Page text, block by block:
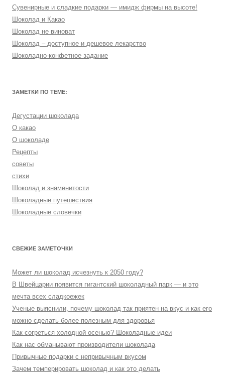
Сувенирные и сладкие подарки — имидж фирмы на высоте!
Шоколад и Какао
Шоколад не виноват
Шоколад – доступное и дешевое лекарство
Шоколадно-конфетное задание
ЗАМЕТКИ ПО ТЕМЕ:
Дегустации шоколада
О какао
О шоколаде
Рецепты
советы
стихи
Шоколад и знаменитости
Шоколадные путешествия
Шоколадные словечки
СВЕЖИЕ ЗАМЕТОЧКИ
Может ли шоколад исчезнуть к 2050 году?
В Швейцарии появится гигантский шоколадный парк — и это
мечта всех сладкоежек
Ученые выяснили, почему шоколад так приятен на вкус и как его
можно сделать более полезным для здоровья
Как согреться холодной осенью? Шоколадные идеи
Как нас обманывают производители шоколада
Привычные подарки с непривычным вкусом
Зачем темперировать шоколад и как это делать